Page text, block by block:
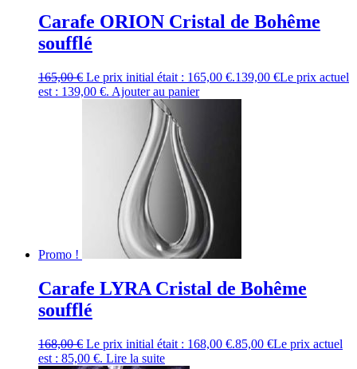
Carafe ORION Cristal de Bohême
soufflé
165,00€ Le prix initial était : 165,00 €.139,00 €Le prix actuel
est : 139,00 €. Ajouter au panier
Promo !
Carafe LYRA Cristal de Bohême
soufflé
168,00€ Le prix initial était : 168,00 €.85,00 €Le prix actuel
est : 85,00 €. Lire la suite